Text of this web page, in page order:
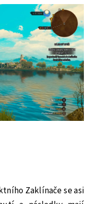
Zaklínače se asi